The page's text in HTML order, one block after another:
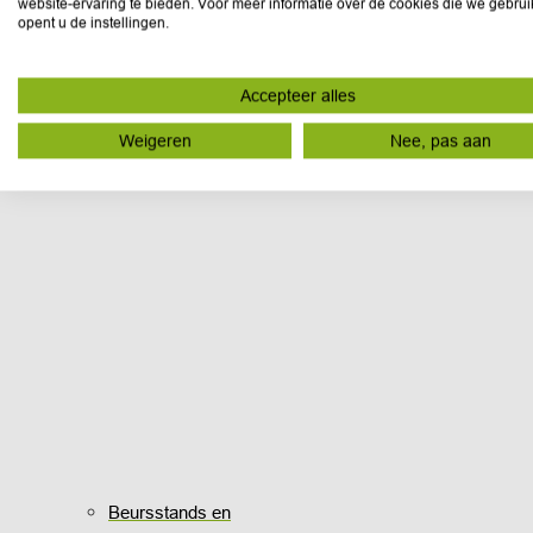
Beursstands en
website-ervaring te bieden. Voor meer informatie over de cookies die we
opent u de instellingen.
Accepteer alles
Weigeren Nee, pas aan